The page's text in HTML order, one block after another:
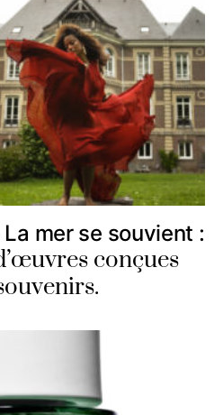
La mer se souvient :
conçues